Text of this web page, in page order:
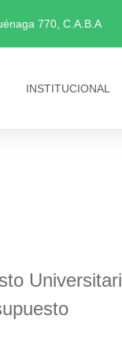
770, C.A.B.A
INSTITUCIONAL